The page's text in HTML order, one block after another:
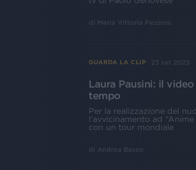
di Maria Vittoria Pezzoni
GUARDA LA CLIP 23 set 2023
Laura Pausini: il
tempo
Per la realizzazione del
l’avvicinamento ad
con un tour mondiale
di Andrea Basso